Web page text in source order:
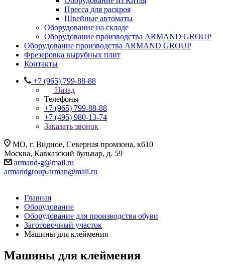
Пресса для раскроя
Швейные автоматы
Оборудование на складе
Оборудование производства ARMAND GROUP
Оборудование производства ARMAND GROUP
Фрезеровка вырубных плит
Контакты
+7 (965) 799-88-88
Назад
Телефоны
+7 (965) 799-88-88
+7 (495) 980-13-74
Заказать звонок
МО, г. Видное, Северная промзона, к610
Москва, Кавказский бульвар, д. 59
armand-g@mail.ru
armandgroup.arman@mail.ru
Главная
Оборудование
Оборудование для производства обуви
Заготовочный участок
Машины для клеймения
Машины для клеймения